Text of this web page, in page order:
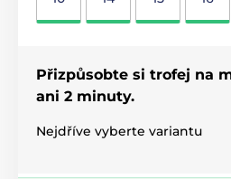
Přizpůsobte si trofej na
ani 2 minuty.
Nejdříve vyberte variantu